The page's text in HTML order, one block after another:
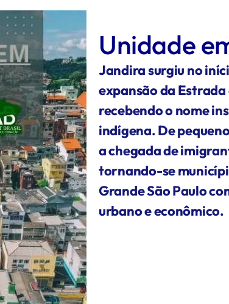
Unidade
Jandira surgiu no
expansão da
recebendo o nome
indígena. De
a chegada de
tornando-se
Grande São Paulo
urbano e econômico.